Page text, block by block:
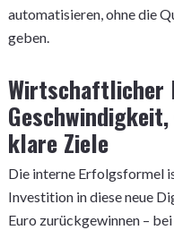
automatisieren, ohne die
geben.
Wirtschaftlicher
klare Ziele
Die interne Erfolgsformel
Investition in diese neue
Euro zurückgewinnen –